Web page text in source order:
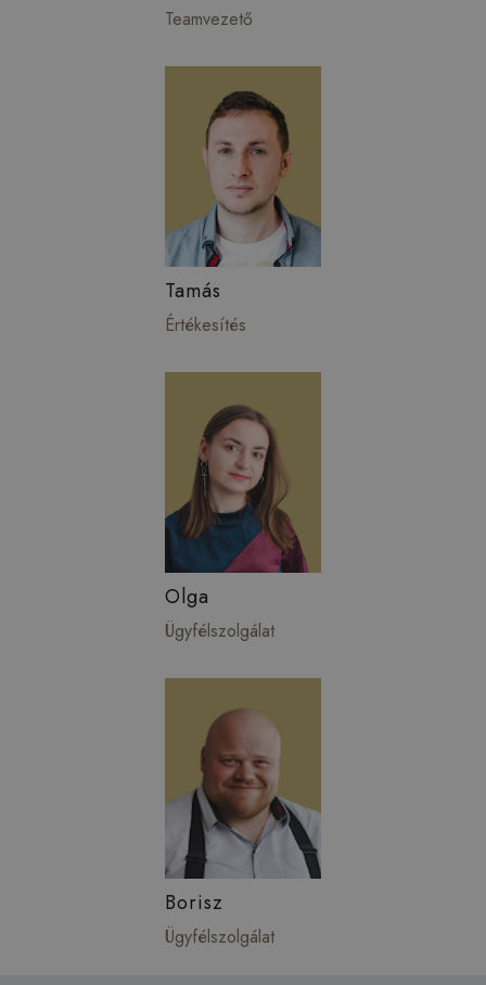
Teamvezető
Tamás
Értékesítés
Olga
Ügyfélszolgálat
Borisz
Ügyfélszolgálat